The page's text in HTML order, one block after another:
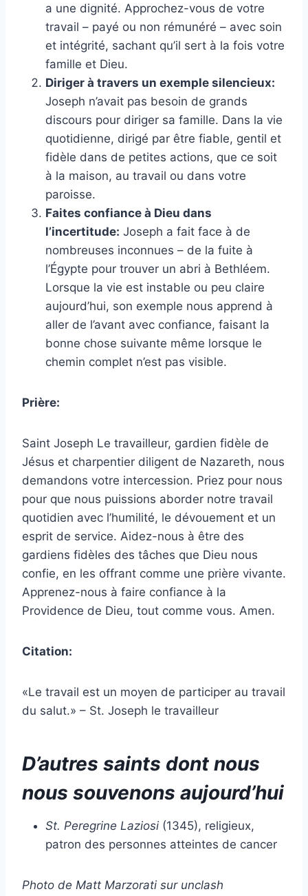
a une dignité. Approchez-vous de votre
travail – payé ou non rémunéré – avec soin
et intégrité, sachant qu’il sert à la fois votre
famille et Dieu.
Diriger à travers un exemple silencieux:
Joseph n’avait pas besoin de grands
discours pour diriger sa famille. Dans la vie
quotidienne, dirigé par être fiable, gentil et
fidèle dans de petites actions, que ce soit
à la maison, au travail ou dans votre
paroisse.
Faites confiance à Dieu dans
l’incertitude: Joseph a fait face à de
nombreuses inconnues – de la fuite à
l’Égypte pour trouver un abri à Bethléem.
Lorsque la vie est instable ou peu claire
aujourd’hui, son exemple nous apprend à
aller de l’avant avec confiance, faisant la
bonne chose suivante même lorsque le
chemin complet n’est pas visible.
Prière:
Saint Joseph Le travailleur, gardien fidèle de
Jésus et charpentier diligent de Nazareth, nous
demandons votre intercession. Priez pour nous
pour que nous puissions aborder notre travail
quotidien avec l’humilité, le dévouement et un
esprit de service. Aidez-nous à être des
gardiens fidèles des tâches que Dieu nous
confie, en les offrant comme une prière vivante.
Apprenez-nous à faire confiance à la
Providence de Dieu, tout comme vous. Amen.
Citation:
«Le travail est un moyen de participer au travail
du salut.» – St. Joseph le travailleur
D’autres saints dont nous
nous souvenons aujourd’hui
St. Peregrine Laziosi (1345), religieux,
patron des personnes atteintes de cancer
Photo de Matt Marzorati sur unclash